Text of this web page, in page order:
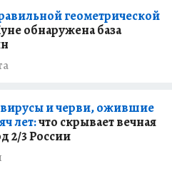
геометрической
обнаружена база
вирусы и черви, ожившие
лет:что скрывает вечная
2/3 России